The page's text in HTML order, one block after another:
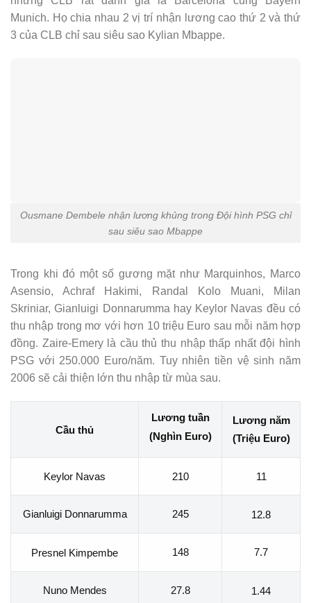
Munich. Họ chia nhau 2 vị trí nhận lương cao thứ 2 và thứ
3 của CLB chỉ sau siêu sao Kylian Mbappe.
Ousmane Dembele nhận lương khủng trong Đội hình PSG chỉ
sau siêu sao Mbappe
Trong khi đó một số gương mặt như Marquinhos, Marco
Asensio, Achraf Hakimi, Randal Kolo Muani, Milan
Skriniar, Gianluigi Donnarumma hay Keylor Navas đều có
thu nhập trong mơ với hơn 10 triệu Euro sau mỗi năm hợp
đồng. Zaire-Emery là cầu thủ thu nhập thấp nhất đội hình
PSG với 250.000 Euro/năm. Tuy nhiên tiền vệ sinh năm
2006 sẽ cải thiện lớn thu nhập từ mùa sau.
Cầu thủ
Lương tuần
(Nghìn Euro)
Lương năm
(Triệu Euro)
Keylor Navas 210 11
Gianluigi Donnarumma 245 12.8
Presnel Kimpembe 148 7.7
Nuno Mendes 27.8 1.44